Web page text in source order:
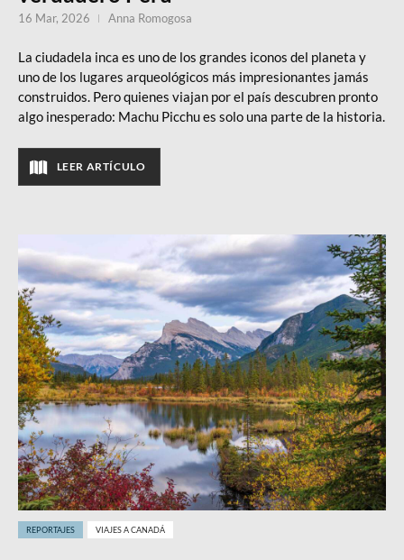
La ciudadela inca es uno de los grandes iconos del planeta y
uno de los lugares arqueológicos más impresionantes jamás
construidos. Pero quienes viajan por el país descubren pronto
algo inesperado: Machu Picchu es solo una parte de la historia.
LEER ARTÍCULO
16 Mar, 2026 Anna Romogosa
REPORTAJES VIAJES A CANADÁ